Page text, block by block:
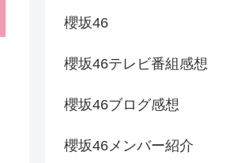
櫻坂46
櫻坂46テレビ番組感想
櫻坂46ブログ感想
櫻坂46メンバー紹介